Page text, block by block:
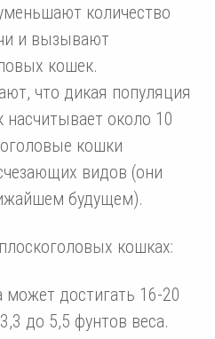
количество
и вызывают
кошек.
что дикая популяция
около 10
кошки
видов (они
будущем).
кошках:
достигать 16-20
до 5,5 фунтов веса.